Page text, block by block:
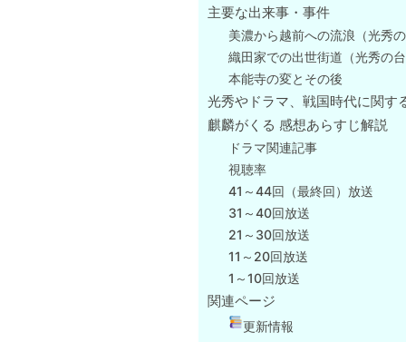
主要な出来事・事件
美濃から越前への流浪（光秀
織田家での出世街道（光秀の
本能寺の変とその後
光秀やドラマ、戦国時代に関す
麒麟がくる 感想あらすじ解説
ドラマ関連記事
視聴率
41～44回（最終回）放送
31～40回放送
21～30回放送
11～20回放送
1～10回放送
関連ページ
更新情報